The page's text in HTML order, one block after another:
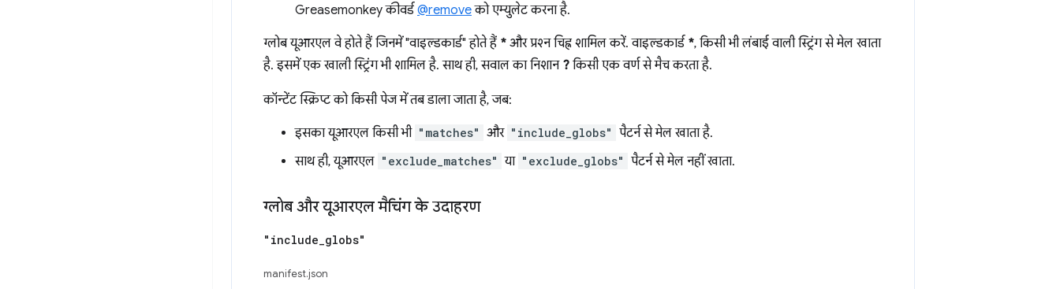
Greasemonkey कीवर्ड @removeको एम्युलेट करना है.
ग्लोब यूआरएल वे होते हैं जिनमें "वाइल्डकार्ड" होते हैं * और प्रश्न चिह्न शामिल करें. वाइल्डकार्ड *, किसी भी लंबाई वाली स्ट्रिंग से मेल खाता
है. इसमें एक खाली स्ट्रिंग भी शामिल है. साथ ही, सवाल का निशान ? किसी एक वर्ण से मैच करता है.
कॉन्टेंट स्क्रिप्ट को किसी पेज में तब डाला जाता है, जब:
इसका यूआरएल किसी भी "matches" और "include_globs" पैटर्न से मेल खाता है.
साथ ही, यूआरएल "exclude_matches" या "exclude_globs" पैटर्न से मेल नहीं खाता.
ग्लोब और यूआरएल मैचिंग के उदाहरण
"include_globs"
manifest.json